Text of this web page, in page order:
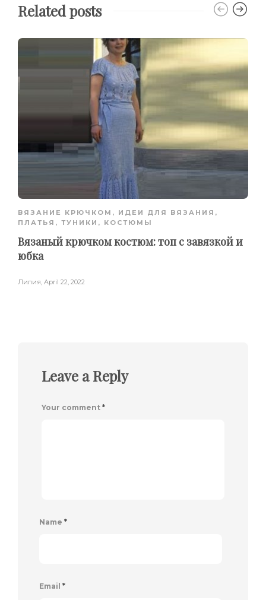
Related posts
ВЯЗАНИЕ КРЮЧКОМ , ИДЕИ ДЛЯ ВЯЗАНИЯ ,
ПЛАТЬЯ, ТУНИКИ, КОСТЮМЫ
Вязаный крючком костюм: топ с завязкой и
юбка
Лилия, April 22, 2022
Leave a Reply
Your comment *
Name *
Email *